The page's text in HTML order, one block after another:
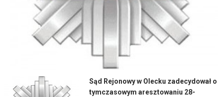
Sąd Rejonowy w Olecku zadecydował o
tymczasowym aresztowaniu 28-